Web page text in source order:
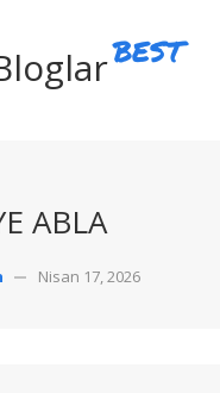
BEST
ABLA
Nisan 17, 2026